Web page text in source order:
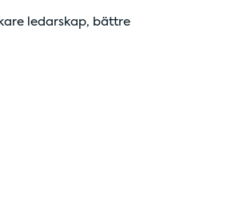
ledarskap, bättre